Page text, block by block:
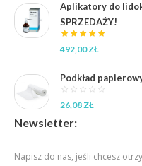
Aplikatory do
SPRZEDAŻY!
492,00ZŁ
Podkład
26,08ZŁ
Newsletter:
Napisz do nas, jeśli chcesz